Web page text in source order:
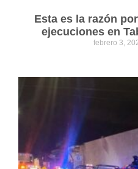
Esta es la razón
ejecuciones en
febrero 3,